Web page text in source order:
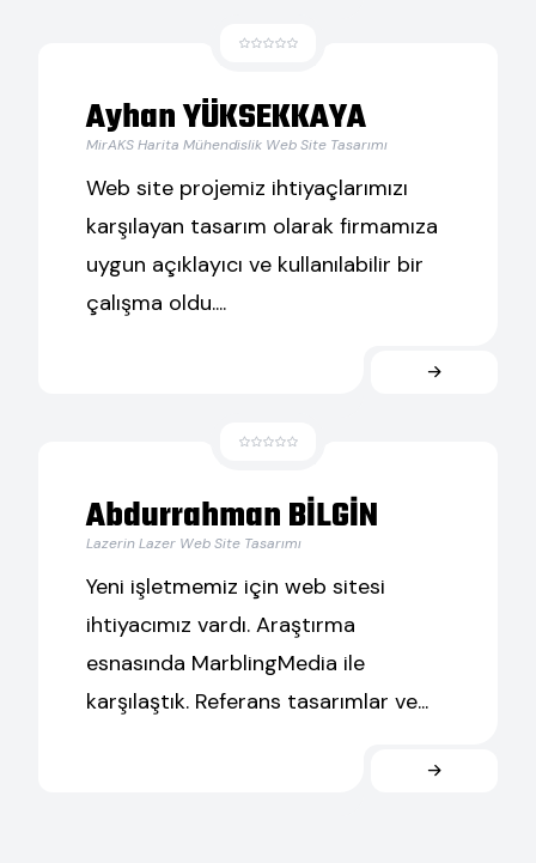
Ayhan YÜKSEKKAYA
MirAKS Harita Mühendislik Web Site Tasarımı
Web site projemiz ihtiyaçlarımızı
karşılayan tasarım olarak firmamıza
uygun açıklayıcı ve kullanılabilir bir
çalışma oldu....
Abdurrahman BİLGİN
Lazerin Lazer Web Site Tasarımı
Yeni işletmemiz için web sitesi
ihtiyacımız vardı. Araştırma
esnasında MarblingMedia ile
karşılaştık. Referans tasarımlar ve...